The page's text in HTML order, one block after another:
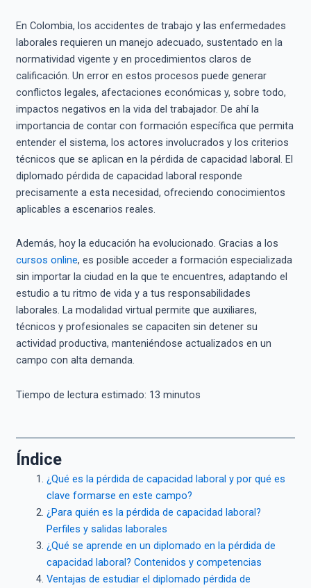
En Colombia, los accidentes de trabajo y las enfermedades
laborales requieren un manejo adecuado, sustentado en la
normatividad vigente y en procedimientos claros de
calificación. Un error en estos procesos puede generar
conflictos legales, afectaciones económicas y, sobre todo,
impactos negativos en la vida del trabajador. De ahí la
importancia de contar con formación específica que permita
entender el sistema, los actores involucrados y los criterios
técnicos que se aplican en la pérdida de capacidad laboral. El
diplomado pérdida de capacidad laboral responde
precisamente a esta necesidad, ofreciendo conocimientos
aplicables a escenarios reales.
Además, hoy la educación ha evolucionado. Gracias a los
cursos online, es posible acceder a formación especializada
sin importar la ciudad en la que te encuentres, adaptando el
estudio a tu ritmo de vida y a tus responsabilidades
laborales. La modalidad virtual permite que auxiliares,
técnicos y profesionales se capaciten sin detener su
actividad productiva, manteniéndose actualizados en un
campo con alta demanda.
Tiempo de lectura estimado: 13 minutos
Índice
¿Qué es la pérdida de capacidad laboral y por qué es
clave formarse en este campo?
¿Para quién es la pérdida de capacidad laboral?
Perfiles y salidas laborales
¿Qué se aprende en un diplomado en la pérdida de
capacidad laboral? Contenidos y competencias
Ventajas de estudiar el diplomado pérdida de